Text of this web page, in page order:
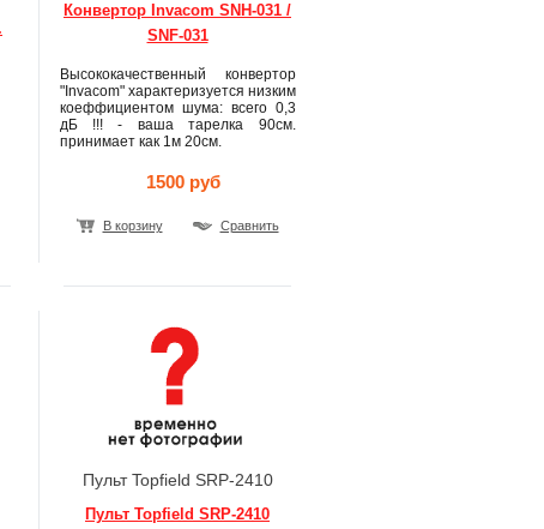
Конвертор Invacom SNH-031 /
SNF-031
Высококачественный конвертор
"Invacom" характеризуется низким
коеффициентом шума: всего 0,3
дБ !!! - ваша тарелка 90см.
принимает как 1м 20см.
1500 руб
В корзину Сравнить
Пульт Topfield SRP-2410
Пульт Topfield SRP-2410